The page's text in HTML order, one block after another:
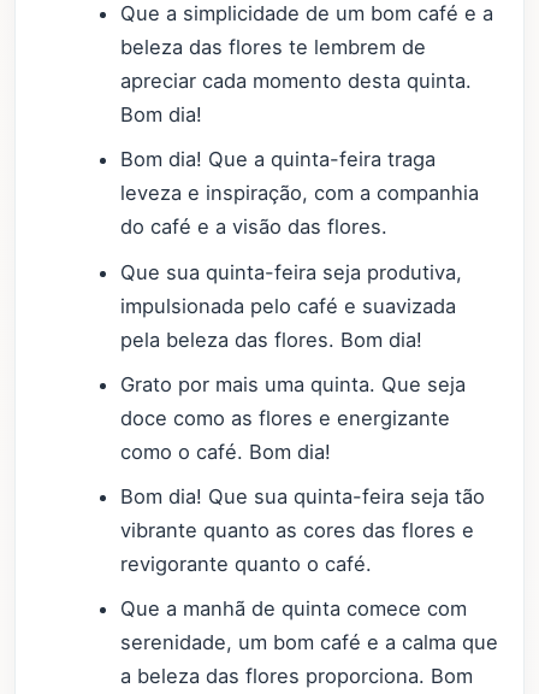
Que a simplicidade de um bom café e a
beleza das flores te lembrem de
apreciar cada momento desta quinta.
Bom dia!
Bom dia! Que a quinta-feira traga
leveza e inspiração, com a companhia
do café e a visão das flores.
Que sua quinta-feira seja produtiva,
impulsionada pelo café e suavizada
pela beleza das flores. Bom dia!
Grato por mais uma quinta. Que seja
doce como as flores e energizante
como o café. Bom dia!
Bom dia! Que sua quinta-feira seja tão
vibrante quanto as cores das flores e
revigorante quanto o café.
Que a manhã de quinta comece com
serenidade, um bom café e a calma que
a beleza das flores proporciona. Bom